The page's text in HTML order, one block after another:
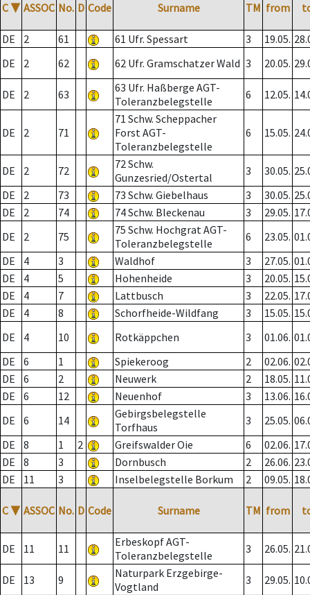
C ▼ ASSOC No. D Code Surname TM from
DE 2 61 61 Ufr. Spessart 3 19.05.
DE
2 62 62 Ufr. Gramschatzer Wald 3 20.05.
DE 2 63
63 Ufr. Haßberge AGT-
Toleranzbelegstelle
6 12.05.
DE 2 71
71 Schw. Scheppacher
Forst AGT-
Toleranzbelegstelle
6 15.05.
DE 2 72
72 Schw.
Gunzesried/Ostertal
3 30.05.
DE
2 73 73 Schw. Giebelhaus 3 30.05.
DE
2 74 74 Schw. Bleckenau 3 29.05.
DE
2 75
75 Schw. Hochgrat AGT-
Toleranzbelegstelle
6 23.05.
DE
4 3 Waldhof 3 27.05.
DE
4 5 Hohenheide 3 20.05.
DE
4 7 Lattbusch 3 22.05.
DE
4 8 Schorfheide-Wildfang 3 15.05.
DE
4 10 Rotkäppchen 3 01.06.
DE
6 1 Spiekeroog 2 02.06.
DE
6 2 Neuwerk 2 18.05.
DE
6 12 Neuenhof 3 13.06.
DE
6 14
Gebirgsbelegstelle
Torfhaus
3 25.05.
DE
8 1 2 Greifswalder Oie 6 02.06.
DE
8 3 Dornbusch 2 26.06.
DE
11 3 Inselbelegstelle Borkum 2 09.05.
C ▼ ASSOC No. D Code Surname TM from
DE 11 11
Erbeskopf AGT-
Toleranzbelegstelle
3 26.05.
DE 13 9
Naturpark Erzgebirge-
Vogtland
3 29.05.